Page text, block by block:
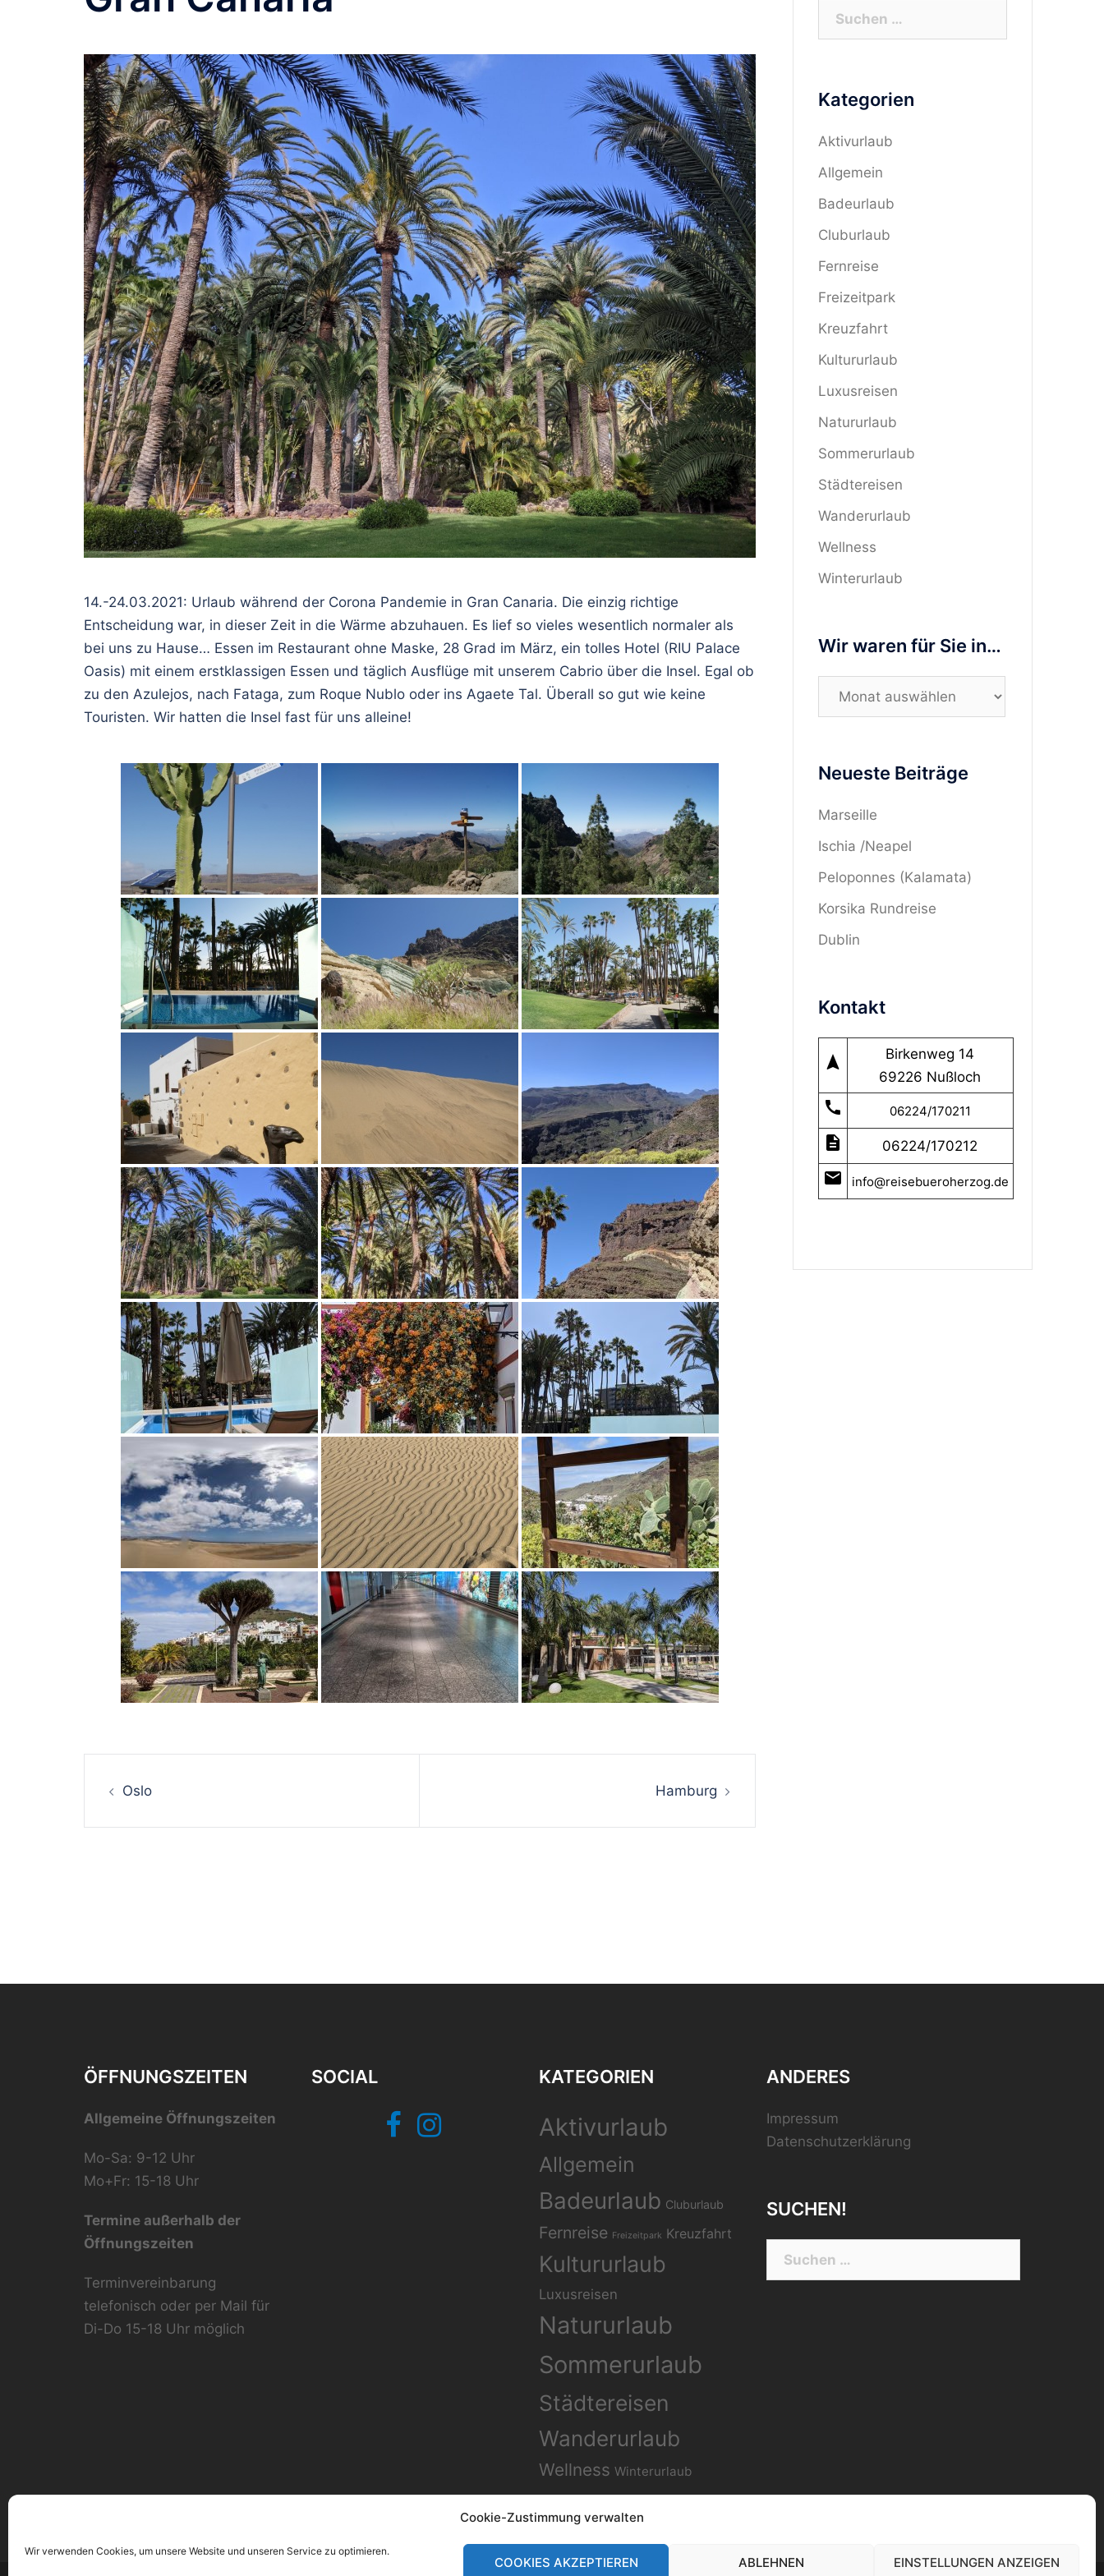
Cookie-Zustimmung verwalten
Wir verwenden Cookies, um unsere Website und unseren Service zu optimieren.
COOKIES AKZEPTIEREN ABLEHNEN EINSTELLUNGEN ANZEIGEN
14.-24.03.2021: Urlaub während der Corona Pandemie in Gran Canaria. Die einzig richtige
Entscheidung war, in dieser Zeit in die Wärme abzuhauen. Es lief so vieles wesentlich normaler als
bei uns zu Hause… Essen im Restaurant ohne Maske, 28 Grad im März, ein tolles Hotel (RIU Palace
Oasis) mit einem erstklassigen Essen und täglich Ausflüge mit unserem Cabrio über die Insel. Egal ob
zu den Azulejos, nach Fataga, zum Roque Nublo oder ins Agaete Tal. Überall so gut wie keine
Touristen. Wir hatten die Insel fast für uns alleine!
Oslo Hamburg
Suchen
Kategorien
Aktivurlaub
Allgemein
Badeurlaub
Cluburlaub
Fernreise
Freizeitpark
Kreuzfahrt
Kultururlaub
Luxusreisen
Natururlaub
Sommerurlaub
Städtereisen
Wanderurlaub
Wellness
Winterurlaub
Wir waren für Sie in…
Wir
in…
Neueste Beiträge
Marseille
Ischia /Neapel
Peloponnes (Kalamata)
Korsika Rundreise
Dublin
Kontakt
navigation
Birkenweg 14
69226 Nußloch
call 06224/170211
description 06224/170212
mail info@reisebueroherzog.de
ÖFFNUNGSZEITEN
Allgemeine Öffnungszeiten
Mo-Sa: 9-12 Uhr
Mo+Fr: 15-18 Uhr
Termine außerhalb der
Öffnungszeiten
Terminvereinbarung
telefonisch oder per Mail für
Di-Do 15-18 Uhr möglich
SOCIAL
FacebookInstagram
KATEGORIEN
Aktivurlaub
Allgemein
Badeurlaub Cluburlaub
Fernreise Freizeitpark Kreuzfahrt
Kultururlaub
Luxusreisen
Natururlaub
Sommerurlaub
Städtereisen
Wanderurlaub
Wellness Winterurlaub
ANDERES
Impressum
Datenschutzerklärung
SUCHEN!
Suchen